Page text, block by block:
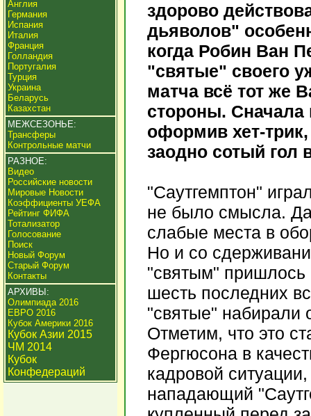
Англия
Германия
Испания
Италия
Франция
Голландия
Португалия
Турция
Украина
Беларусь
Казахстан
МЕЖСЕЗОНЬЕ:
Трансферы
Контрольные матчи
РАЗНОЕ:
Видео
Российские новости
Мировые Новости
Коэффициенты УЕФА
Рейтинг ФИФА
Тотализатор
Голосование
Поиск
Новый Форум
Старый Форум
Контакты
АРХИВЫ:
Олимпиада 2016
ЕВРО 2016
Кубок Америки 2016
Кубок Азии 2015
ЧМ 2014
Кубок
Конфедераций
здорово
дьяволов"
когда Робин Ван
"святые" своего
матча всё тот же
стороны. Сначала
оформив хет-
заодно сотый гол
"Саутгемптон"
не было смысла. Да
слабые места в
Но и со
"святым" пришлось
шесть последних
"святые" набирали
Отметим, что это
Фергюсона в
кадровой
нападающий